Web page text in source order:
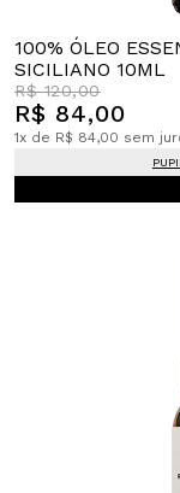
100% ÓLEO
SICILIANO 10ML
R$ 120,00
R$ 84,00
1x de R$ 84,00 sem